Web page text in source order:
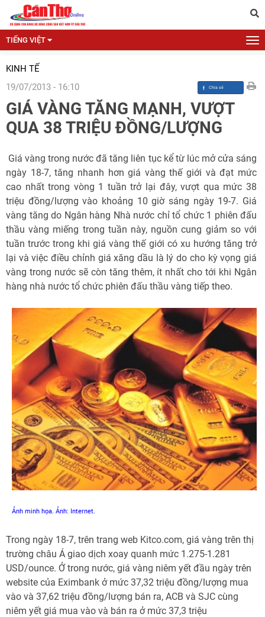
TIẾNG VIỆT
KINH TẾ
19/07/2013 - 16:10
GIÁ VÀNG TĂNG MẠNH, VƯỢT
QUA 38 TRIỆU ĐỒNG/LƯỢNG
Giá vàng trong nước đã tăng liên tục kể từ lúc mở cửa sáng
ngày 18-7, tăng nhanh hơn giá vàng thế giới và đạt mức
cao nhất trong vòng 1 tuần trở lại đây, vượt qua mức 38
triệu đồng/lượng vào khoảng 10 giờ sáng ngày 19-7. Giá
vàng tăng do Ngân hàng Nhà nước chỉ tổ chức 1 phiên đấu
thầu vàng miếng trong tuần này, nguồn cung giảm so với
tuần trước trong khi giá vàng thế giới có xu hướng tăng trở
lại và việc điều chỉnh giá xăng dầu là lý do cho kỳ vọng giá
vàng trong nước sẽ còn tăng thêm, ít nhất cho tới khi Ngân
hàng nhà nước tổ chức phiên đấu thầu vàng tiếp theo.
Ảnh minh họa. Ảnh: Internet.
Trong ngày 18-7, trên trang web Kitco.com, giá vàng trên thị
trường châu Á giao dịch xoay quanh mức 1.275-1.281
USD/ounce. Ở trong nước, giá vàng niêm yết đầu ngày trên
website của Eximbank ở mức 37,32 triệu đồng/lượng mua
vào và 37,62 triệu đồng/lượng bán ra, ACB và SJC cùng
niêm yết giá mua vào và bán ra ở mức 37,3 triệu